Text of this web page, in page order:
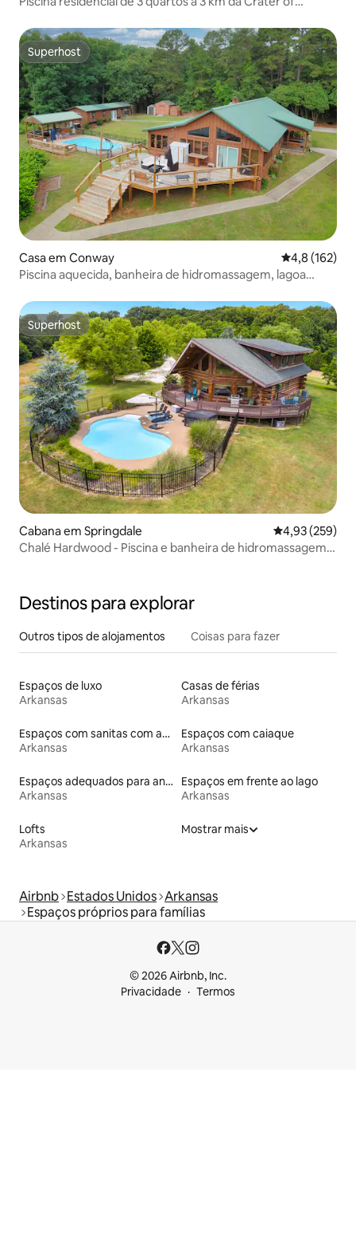
Superhost
Superhost
Casa em Conway Classificação
4,8 (162)
Piscina aquecida, banheira de hidromassagem, lagoa
Superhost
Superhost
Cabana em Springdale Classificação
4,93 (259)
Chalé Hardwood - Piscina e banheira de hidromassagem,
Destinos para explorar
Outros tipos de alojamentos Coisas para fazer
Espaços de luxo
Arkansas
Casas de férias
Arkansas
Espaços com sanitas com acessos adaptados em altura
Arkansas
Espaços com caiaque
Arkansas
Espaços adequados para animais de estimação
Arkansas
Espaços em frente ao lago
Arkansas
Lofts
Arkansas
Mostrar mais
Airbnb Estados Unidos Arkansas
Espaços próprios para famílias
© 2026 Airbnb, Inc.
Privacidade
Termos